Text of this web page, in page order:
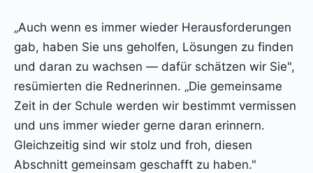
„Auch wenn es immer wieder Herausforderungen
gab, haben Sie uns geholfen, Lösungen zu finden
und daran zu wachsen — dafür schätzen wir Sie",
resümierten die Rednerinnen. „Die gemeinsame
Zeit in der Schule werden wir bestimmt vermissen
und uns immer wieder gerne daran erinnern.
Gleichzeitig sind wir stolz und froh, diesen
Abschnitt gemeinsam geschafft zu haben."